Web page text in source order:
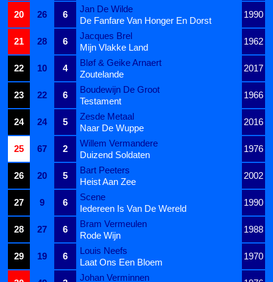
20
26 6
Jan De Wilde
1990
De Fanfare Van Honger En Dorst
21
28 6
Jacques Brel
1962
Mijn Vlakke Land
22
10 4
Bløf & Geike Arnaert
2017
Zoutelande
23
22 6
Boudewijn De Groot
1966
Testament
24
24 5
Zesde Metaal
2016
Naar De Wuppe
25
67 2
Willem Vermandere
1976
Duizend Soldaten
26
20 5
Bart Peeters
2002
Heist Aan Zee
27
9 6
Scene
1990
Iedereen Is Van De Wereld
28
27 6
Bram Vermeulen
1988
Rode Wijn
29
19 6
Louis Neefs
1970
Laat Ons Een Bloem
Johan Verminnen